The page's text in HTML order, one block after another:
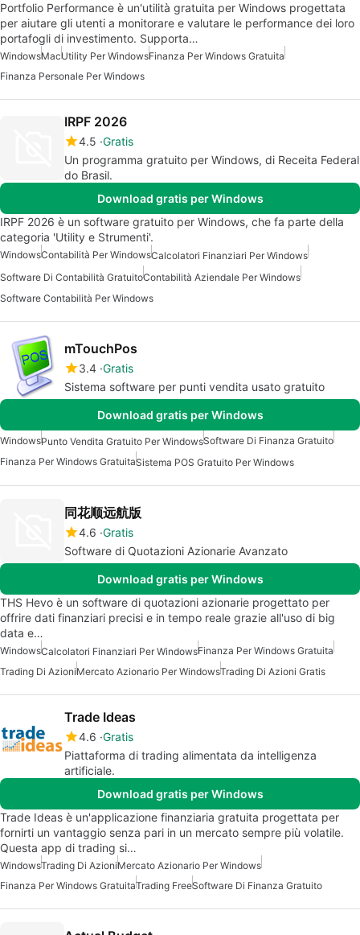
Portfolio Performance è un'utilità gratuita per Windows progettata
per aiutare gli utenti a monitorare e valutare le performance dei loro
portafogli di investimento. Supporta…
WindowsMacUtility Per WindowsFinanza Per Windows Gratuita
Finanza Personale Per Windows
IRPF 2026
4.5 Gratis
Un programma gratuito per Windows, di Receita Federal
do Brasil.
Download gratis per Windows
IRPF 2026 è un software gratuito per Windows, che fa parte della
categoria 'Utility e Strumenti'.
WindowsContabilità Per WindowsCalcolatori Finanziari Per Windows
Software Di Contabilità GratuitoContabilità Aziendale Per Windows
Software Contabilità Per Windows
mTouchPos
3.4 Gratis
Sistema software per punti vendita usato gratuito
Download gratis per Windows
WindowsPunto Vendita Gratuito Per WindowsSoftware Di Finanza Gratuito
Finanza Per Windows GratuitaSistema POS Gratuito Per Windows
同花顺远航版
4.6 Gratis
Software di Quotazioni Azionarie Avanzato
Download gratis per Windows
THS Hevo è un software di quotazioni azionarie progettato per
offrire dati finanziari precisi e in tempo reale grazie all'uso di big
data e…
WindowsCalcolatori Finanziari Per WindowsFinanza Per Windows Gratuita
Trading Di AzioniMercato Azionario Per WindowsTrading Di Azioni Gratis
Trade Ideas
4.6 Gratis
Piattaforma di trading alimentata da intelligenza
artificiale.
Download gratis per Windows
Trade Ideas è un'applicazione finanziaria gratuita progettata per
fornirti un vantaggio senza pari in un mercato sempre più volatile.
Questa app di trading si…
WindowsTrading Di AzioniMercato Azionario Per Windows
Finanza Per Windows GratuitaTrading FreeSoftware Di Finanza Gratuito